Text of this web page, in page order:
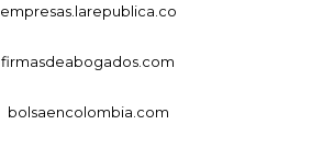
empresas.larepublica.co
firmasdeabogados.com
bolsaencolombia.com